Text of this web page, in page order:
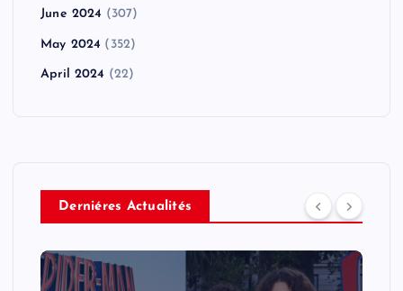
June 2024 (307)
May 2024 (352)
April 2024 (22)
Derniéres Actualités